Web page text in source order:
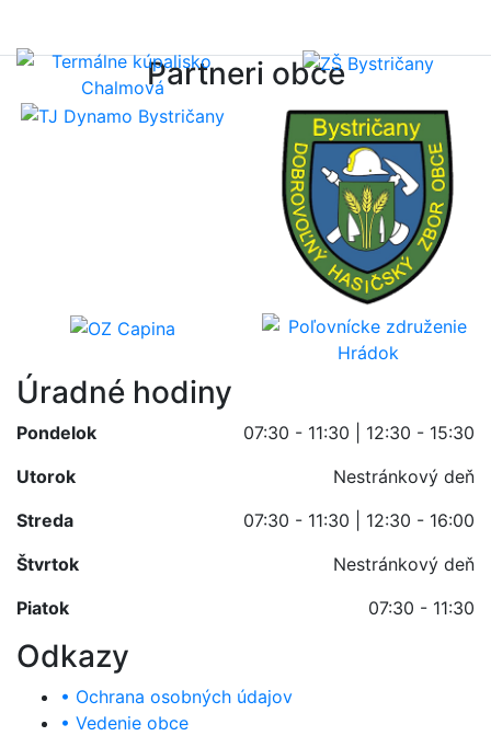
Partneri obce
Úradné hodiny
Pondelok
07:30 - 11:30 | 12:30 - 15:30
Utorok
Nestránkový deň
Streda
07:30 - 11:30 | 12:30 - 16:00
Štvrtok
Nestránkový deň
Piatok
07:30 - 11:30
Odkazy
• Ochrana osobných údajov
• Vedenie obce